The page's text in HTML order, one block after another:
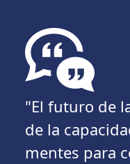
"El futuro de
de la
mentes para